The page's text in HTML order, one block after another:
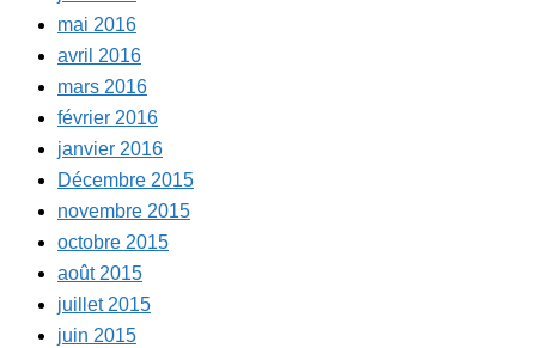
mai 2016
avril 2016
mars 2016
février 2016
janvier 2016
Décembre 2015
novembre 2015
octobre 2015
août 2015
juillet 2015
juin 2015